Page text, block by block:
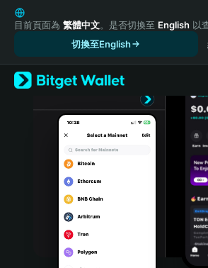
English
日本語
Русский
Español (Latinoamérica)
Türkçe
Português (Portugal)
Bahasa Indonesia
目前頁面為 繁體中文。是否切換至 English 以
切換至English